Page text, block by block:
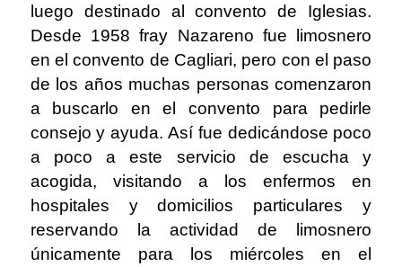
luego destinado al convento de Iglesias.
Desde 1958 fray Nazareno fue limosnero
en el convento de Cagliari, pero con el paso
de los años muchas personas comenzaron
a buscarlo en el convento para pedirle
consejo y ayuda. Así fue dedicándose poco
a poco a este servicio de escucha y
acogida, visitando a los enfermos en
hospitales y domicilios particulares y
reservando la actividad de limosnero
únicamente para los miércoles en el